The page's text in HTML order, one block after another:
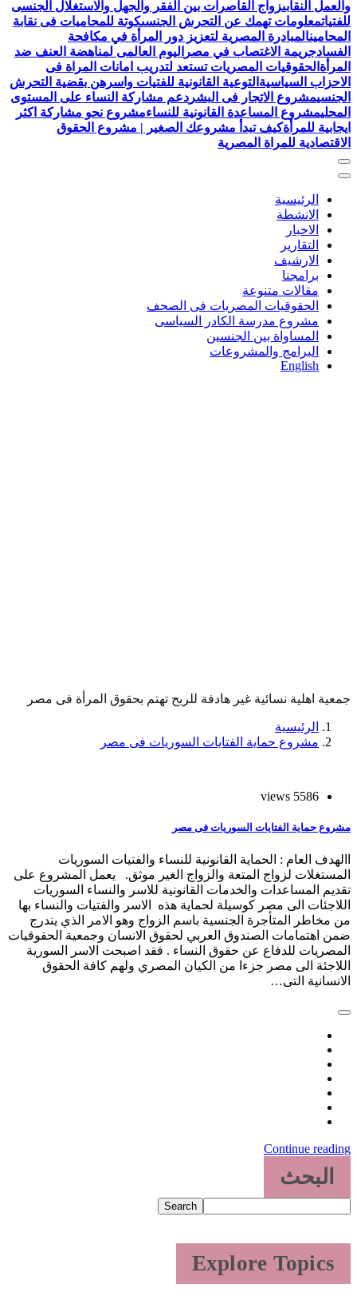
والعمل النقابىزواج القاصرات بين الفقر والجهل والاستغلال الجنسى
للفتياتمعلومات تهمك عن التحرش الجنسىكوتة للمحاميات فى نقابة
المحامينالمبادرة المصرية لتعزيز دور المرأة في مكافحة
الفسادجريمة الاغتصاب في مصر اليوم العالمى لمناهضة العنف ضد
المرأة الحقوقيات المصريات تستعد لتدريب امانات المراة فى
الاحزاب السياسية التوعية القانونية للفتيات واسرهن بقضية التحرش
الجنسيمشروع الاتجار فى البشر دعم مشاركة النساء على المستوى
المحليمشروع المساعدة القانونية للنساءمشروع نحو مشاركة اكثر
ايجابية للمرأةكيف تبدأ مشروعك الصغير | مشروع الحقوق
الاقتصادية للمراة المصرية
الرئيسية
الانشطة
الاخبار
التقارير
الارشيف
برامجنا
مقالات متنوعة
الحقوقيات المصريات فى الصحف
مشروع مدرسة الكادر السياسى
المساواة بين الجنسين
البرامج والمشروعات
English
جمعية اهلية نسائية غير هادفة للربح تهتم بحقوق المرأة فى مصر
الرئيسية
مشروع حماية الفتايات السوريات فى مصر
5586 views
مشروع حماية الفتايات السوريات فى مصر
االهدف العام : الحماية القانونية للنساء والفتيات السوريات
المستغلات لزواج المتعة والزواج الغير موثق. يعمل المشروع على
تقديم المساعدات والخدمات القانونية للاسر والنساء السوريات
اللاجئات الى مصر كوسيلة لحماية هذه الاسر والفتيات والنساء بها
من مخاطر المتأجرة الجنسية باسم الزواج وهو الامر الذي يندرج
ضمن اهتمامات الصندوق العربي لحقوق الانسان وجمعية الحقوقيات
المصريات للدفاع عن حقوق النساء . فقد اصبحت الاسر السورية
اللاجئة الى مصر جزءا من الكيان المصري ولهم كافة الحقوق
الانسانية التى…
Continue reading
البحث
Search
Explore Topics